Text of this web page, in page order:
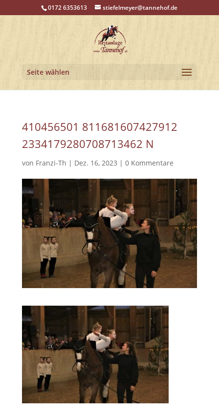
0172 6353613 stiefelmeyer@tannehof.de
Seite wählen
410456501 811681607427912
2334179280708713462 N
von Franzi-Th | Dez. 16, 2023 | 0 Kommentare